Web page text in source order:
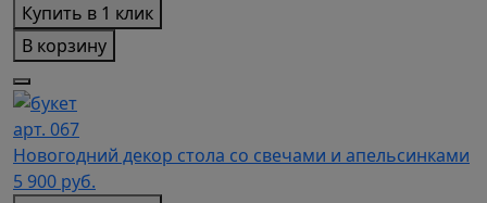
Купить в 1 клик
В корзину
арт. 067
Новогодний декор стола со свечами и апельсинками
5 900 руб.